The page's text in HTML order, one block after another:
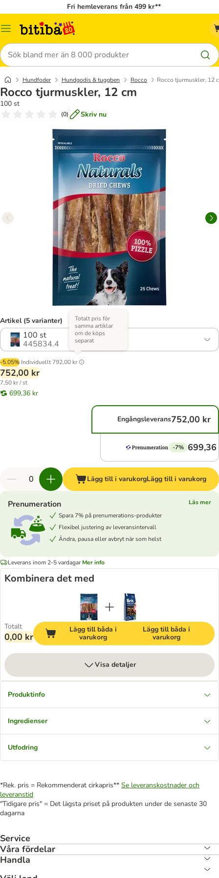
Fri hemleverans från 499 kr**
Meny
Sök
Hundfoder Hundgodis & tuggben Rocco Rocco tjurmuskler, 12
Rocco tjurmuskler, 12 cm
100 st
(0) Skriv nu
Artikel (5 varianter)
100 st
445834.4
-5.05% Individuellt 792,00 kr
Totalt pris för
samma artiklar
om de köps
separat
752,00 kr
7,50 kr / st
699,36 kr
Engångsleverans752,00 kr
-7% 699,36
Lägg till i varukorgLägg till i varukorg
Prenumeration
Läs mer
Spara 7% på prenumerations-produkter
Flexibel justering av leveransintervall
Ändra, pausa eller avbryt när som helst
Leverans inom 2-5 vardagar Mer info
Kombinera det med
Totalt
0,00 kr
Lägg till båda i
varukorg
Lägg till båda i
varukorg
Visa detaljer
Produktinfo
Ingredienser
Utfodring
*Rek. pris = Rekommenderat cirkapris** Se leveranskostnader och
leveranstid
"Tidigare pris" = Det lägsta priset på produkten under de senaste 30
dagarna
Service
Våra fördelar
Handla